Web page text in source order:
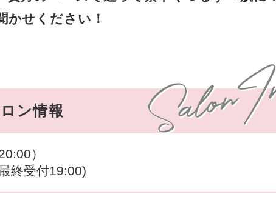
かせください！
ン情報
）
終受付19:00)